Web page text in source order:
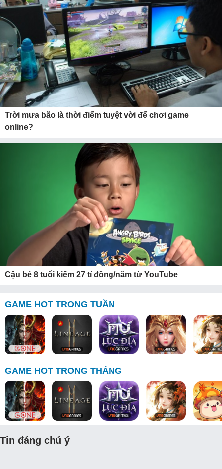
Trời mưa bão là thời điểm tuyệt vời để chơi game
online?
Cậu bé 8 tuổi kiếm 27 tỉ đồng/năm từ YouTube
GAME HOT TRONG TUẦN
GAME HOT TRONG THÁNG
Tin đáng chú ý